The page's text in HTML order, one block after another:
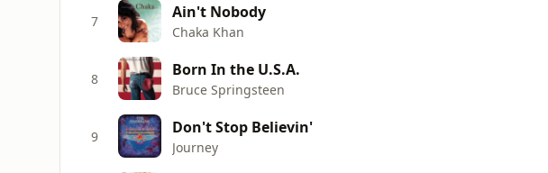
7 Ain't Nobody
Chaka Khan
8 Born In the U.S.A.
Bruce Springsteen
9 Don't Stop Believin'
Journey